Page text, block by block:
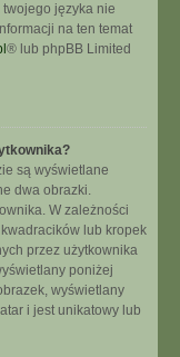
języka nie
na ten temat
® lub phpBB Limited
są wyświetlane
dwa obrazki.
W zależności
lub kropek
przez użytkownika
poniżej
wyświetlany
i jest unikatowy lub